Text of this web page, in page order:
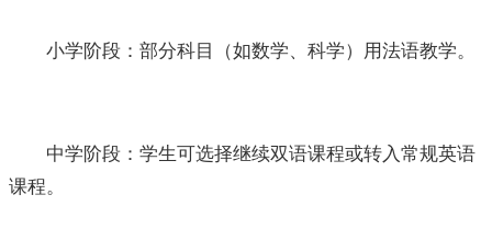
小学阶段：部分科目（如数学、科学）用法语教学。
中学阶段：学生可选择继续双语课程或转入常规英语
课程。